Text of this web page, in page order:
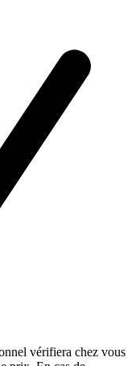
vérifiera chez vous